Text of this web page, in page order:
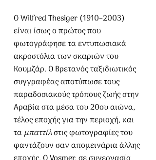
Ο Wilfred Thesiger (1910–2003)
είναι ίσως ο πρώτος που
φωτογράφησε τα εντυπωσιακά
ακροστόλια των σκαριών του
Κουμζάρ. Ο Βρετανός ταξιδιωτικός
συγγραφέας αποτύπωσε τους
παραδοσιακούς τρόπους ζωής στην
Αραβία στα μέσα του 20ου αιώνα,
τέλος εποχής για την περιοχή, και
τα μπαττίλ στις φωτογραφίες του
φαντάζουν σαν απομεινάρια άλλης